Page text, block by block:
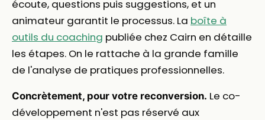
écoute, questions puis suggestions, et un
animateur garantit le processus. La boîte à
outils du coaching publiée chez Cairn en détaille
les étapes. On le rattache à la grande famille
de l'analyse de pratiques professionnelles.
Concrètement, pour votre reconversion. Le co-
développement n'est pas réservé aux